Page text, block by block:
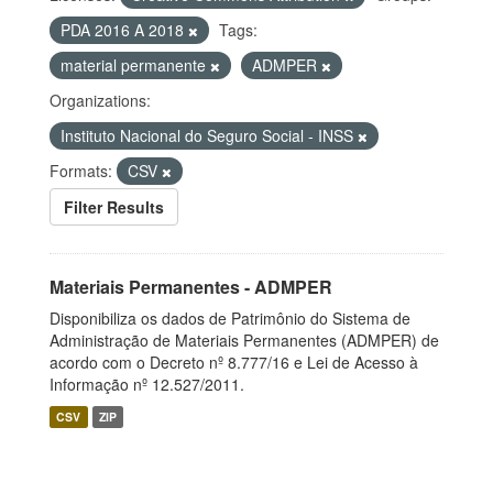
PDA 2016 A 2018
Tags:
material permanente
ADMPER
Organizations:
Instituto Nacional do Seguro Social - INSS
Formats:
CSV
Filter Results
Materiais Permanentes - ADMPER
Disponibiliza os dados de Patrimônio do Sistema de
Administração de Materiais Permanentes (ADMPER) de
acordo com o Decreto nº 8.777/16 e Lei de Acesso à
Informação nº 12.527/2011.
CSV ZIP